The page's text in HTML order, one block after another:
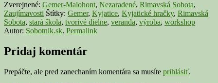
Zverejnené: Gemer-Malohont, Nezaradené, Rimavská Sobota,
Zaujímavosti Štítky: Gemer, Kyjatice, Kyjatické hračky, Rimavská
Sobota, stará škola, tvorivé dielne, veranda, výroba, workshop
Autor: Sobotnik.sk. Permalink
Pridaj komentár
Prepáčte, ale pred zanechaním komentára sa musíte prihlásiť.